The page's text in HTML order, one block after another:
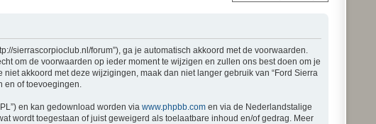
sierrascorpioclub.nl/forum”), ga je automatisch akkoord met de voorwaarden.
om de voorwaarden op ieder moment te wijzigen en zullen ons best doen om je
akkoord met deze wijzigingen, maak dan niet langer gebruik van “Ford Sierra
en of toevoegingen.
en kan gedownload worden viawww.phpbb.com en via de Nederlandstalige
wordt toegestaan of juist geweigerd als toelaatbare inhoud en/of gedrag. Meer